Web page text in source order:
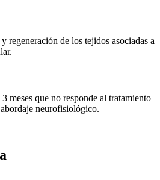
regeneración de los tejidos asociadas a
meses que no responde al tratamiento
neurofisiológico.